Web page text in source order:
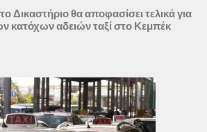
Δικαστήριο θα αποφασίσει τελικά για
κατόχων αδειών ταξί στο Κεμπέκ